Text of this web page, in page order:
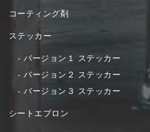
コーティング剤
ステッカー
バージョン１ ステッカー
バージョン２ ステッカー
バージョン３ ステッカー
シートエプロン